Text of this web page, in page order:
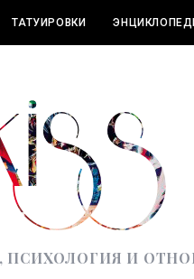
ТАТУИРОВКИ
ПСИХОЛОГИЯ И